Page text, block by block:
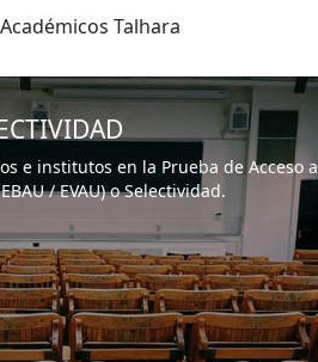
Talhara
e institutos en la Prueba de Acceso a
/ EVAU) o Selectividad.